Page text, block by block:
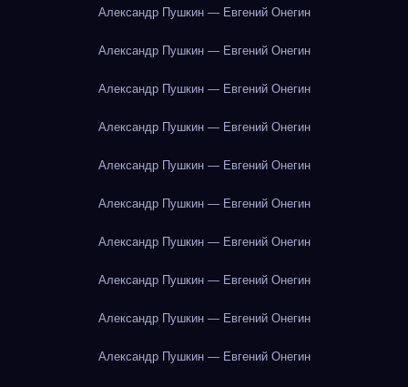
Александр Пушкин — Евгений Онегин
Александр Пушкин — Евгений Онегин
Александр Пушкин — Евгений Онегин
Александр Пушкин — Евгений Онегин
Александр Пушкин — Евгений Онегин
Александр Пушкин — Евгений Онегин
Александр Пушкин — Евгений Онегин
Александр Пушкин — Евгений Онегин
Александр Пушкин — Евгений Онегин
Александр Пушкин — Евгений Онегин